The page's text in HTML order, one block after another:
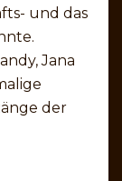
und das
Jana
der